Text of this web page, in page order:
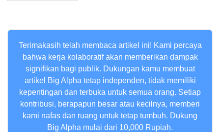
Terimakasih telah membaca artikel ini! Kami percaya
bahwa kerja kolaboratif akan memberikan dampak
signifikan bagi publik. Dukungan kamu membuat
artikel Big Alpha tetap independen, tidak memiliki
kepentingan dan terbuka untuk semua orang. Setiap
kontribusi, berapapun besar atau kecilnya, memberi
kami nafas dan ruang untuk tetap tumbuh. Dukung
Big Alpha mulai dari 10,000 Rupiah.